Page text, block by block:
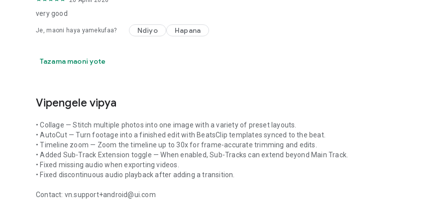
• Hali Salama. Linda rasimu zenye manenosiri na tarehe za mwisho wa matumizi.
• Shiriki kwenye Programu za Kijamii. Shiriki kwenye YouTube, Instagram, TikTok, WhatsApp, na zaidi.
YouTube: @vnvideoeditor
Tovuti: www.vlognow.me
very good
Je, maoni haya yamekufaa? Ndiyo Hapana
Tazama maoni yote
Vipengele vipya
• Collage — Stitch multiple photos into one image with a variety of preset layouts.
• AutoCut — Turn footage into a finished edit with BeatsClip templates synced to the beat.
• Timeline zoom — Zoom the timeline up to 30x for frame-accurate trimming and edits.
• Added Sub-Track Extension toggle — When enabled, Sub-Tracks can extend beyond Main Track.
• Fixed missing audio when exporting videos.
• Fixed discontinuous audio playback after adding a transition.
Contact: vn.support+android@ui.com